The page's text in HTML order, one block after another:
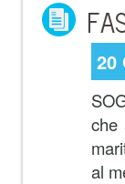
20
che
al